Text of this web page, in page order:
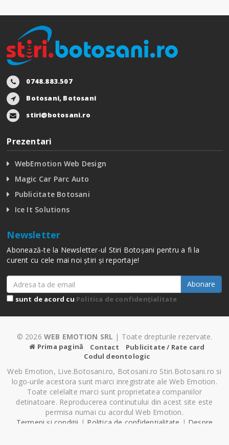
0748.883.507
Botosani, Botosani
stiri@botosani.ro
Prezentari
WebEmotion Web Design
Magic Car Parc Auto
Publicitate Botosani
Ice It Solutions
Newsletter
Abonează-te la Newsletter-ul Stiri Botoșani pentru a fi la
curent cu cele mai noi știri și reportaje!
Abonare
sunt de acord cu Politica de confidențialitate
© 2026 WEB EMOTION SRL | Toate drepturile rezervate.
Prima pagină Contact
Publicitate / Rate card
Codul deontologic
Web Emotion, Live.Botosani.ro, Botosani.ro Stiri.Botosani.ro si
logo-urile acestora sunt marci inregistrate ale Web Emotion.
Toate celelalte marci sunt proprietatea companiilor
detinatoare. Reproducerea continutului din acest site este
permisa numai cu acordul Web Emotion.
Termeni și condiții | Politica de confidențialitate | Despre